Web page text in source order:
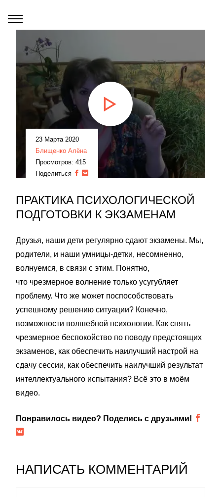
ПРАКТИКА ПСИХОЛОГИЧЕСКОЙ
ПОДГОТОВКИ К ЭКЗАМЕНАМ
23 Марта 2020
Блищенко Алёна
Просмотров: 415
Поделиться
Друзья, наши дети регулярно сдают экзамены. Мы,
родители, и наши умницы-детки, несомненно,
волнуемся, в связи с этим. Понятно,
что чрезмерное волнение только усугубляет
проблему. Что же может поспособствовать
успешному решению ситуации? Конечно,
возможности волшебной психологии. Как снять
чрезмерное беспокойство по поводу предстоящих
экзаменов, как обеспечить наилучший настрой на
сдачу сессии, как обеспечить наилучший результат
интеллектуального испытания? Всё это в моём
видео.
Понравилось видео? Поделись с друзьями!
НАПИСАТЬ КОММЕНТАРИЙ